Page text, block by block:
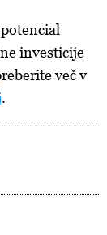
investicije
več v
.